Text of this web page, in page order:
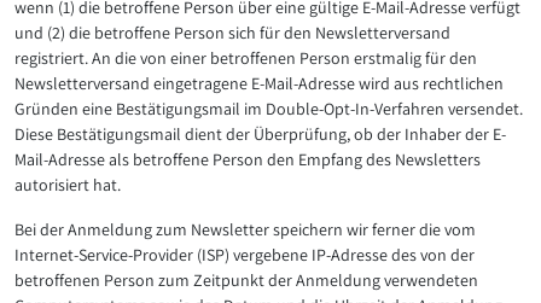
wenn (1) die betroffene Person über eine gültige E-Mail-Adresse verfügt
und (2) die betroffene Person sich für den Newsletterversand
registriert. An die von einer betroffenen Person erstmalig für den
Newsletterversand eingetragene E-Mail-Adresse wird aus rechtlichen
Gründen eine Bestätigungsmail im Double-Opt-In-Verfahren versendet.
Diese Bestätigungsmail dient der Überprüfung, ob der Inhaber der E-
Mail-Adresse als betroffene Person den Empfang des Newsletters
autorisiert hat.
Bei der Anmeldung zum Newsletter speichern wir ferner die vom
Internet-Service-Provider (ISP) vergebene IP-Adresse des von der
betroffenen Person zum Zeitpunkt der Anmeldung verwendeten